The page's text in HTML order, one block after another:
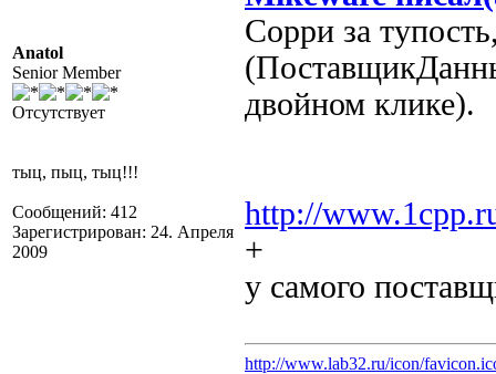
Anatol
Senior Member
Отсутствует
тыц, пыц, тыц!!!
Сообщений: 412
Зарегистрирован: 24. Апреля
2009
Сорри за
двойном клике).
http://
+
у самого
http://www.lab32.ru/icon/